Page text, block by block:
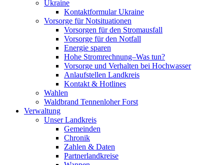
Ukraine
Kontaktformular Ukraine
Vorsorge für Notsituationen
Vorsorgen für den Stromausfall
Vorsorge für den Notfall
Energie sparen
Hohe Stromrechnung–Was tun?
Vorsorge und Verhalten bei Hochwasser
Anlaufstellen Landkreis
Kontakt & Hotlines
Wahlen
Waldbrand Tennenloher Forst
Verwaltung
Unser Landkreis
Gemeinden
Chronik
Zahlen & Daten
Partnerlandkreise